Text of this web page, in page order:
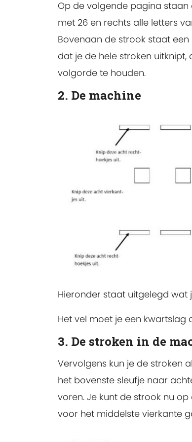
Op de volgende pagina staan
met 26 en rechts alle letters
Bovenaan de strook staat een
dat je de hele stroken
volgorde te houden.
2. De machine
Hieronder staat uitgelegd
Het vel moet je een kwartslag
3. De stroken in de
Vervolgens kun je de stroken
het bovenste sleufje naar
voren. Je kunt de strook nu
voor het middelste vierkante